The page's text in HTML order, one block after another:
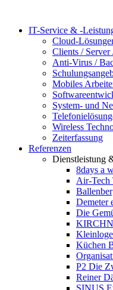
IT-Service & -
Cloud-
Clients /
Anti-Virus /
Mobiles
System- und
Wireless
Zeiterfassung
Referenzen
Dienstleistung
8days a
Air-Tech
Demeter
Die
Küchen
P2 Die
Reiner
SINUS